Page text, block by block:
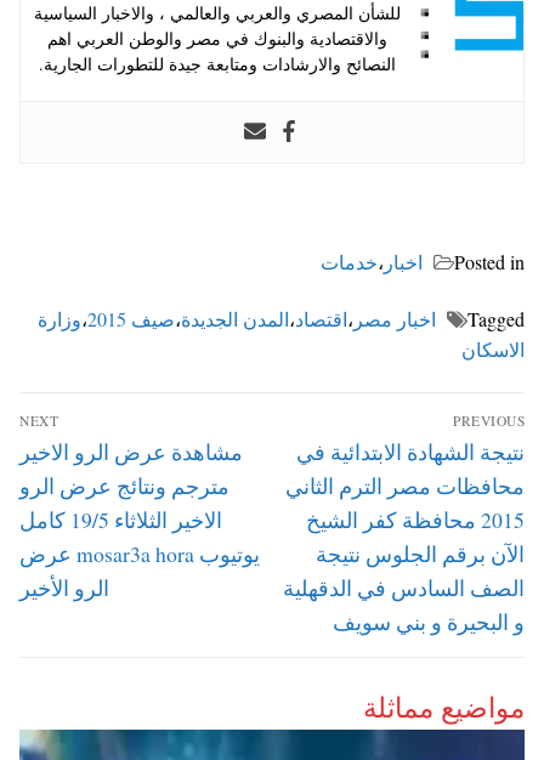
للشأن المصري والعربي والعالمي ، والاخبار السياسية
والاقتصادية والبنوك في مصر والوطن العربي اهم
النصائح والارشادات ومتابعة جيدة للتطورات الجارية.
Posted in اخبار ،خدمات
Tagged اخبار مصر ،اقتصاد،المدن الجديدة،صيف 2015 ،وزارة
الاسكان
تصفّح
المقالات
PREVIOUS
Previous
post:
نتيجة الشهادة الابتدائية في
محافظات مصر الترم الثاني
2015 محافظة كفر الشيخ
الآن برقم الجلوس نتيجة
الصف السادس في الدقهلية
و البحيرة و بني سويف
NEXT
Next
post:
مشاهدة عرض الرو الاخير
مترجم ونتائج عرض الرو
الاخير الثلاثاء 19/5 كامل
يوتيوب mosar3a hora عرض
الرو الأخير
مواضيع مماثلة